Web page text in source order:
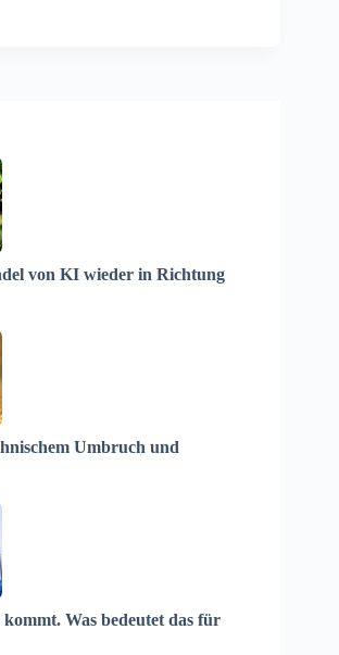
von KI wieder in Richtung
Umbruch und
Was bedeutet das für